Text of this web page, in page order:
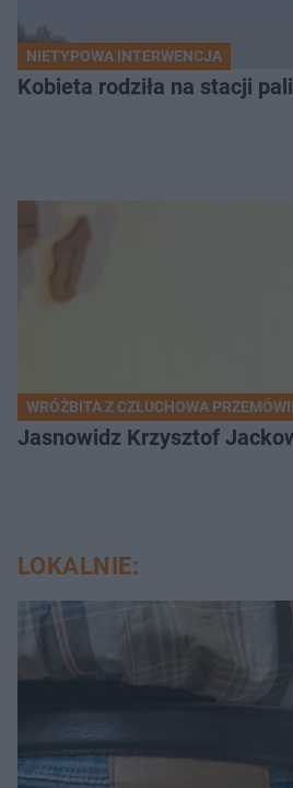
NIETYPOWA INTERWENCJA
Kobieta rodziła na stacji
WRÓŻBITA Z CZŁUCHOWA
Jasnowidz Krzysztof
LOKALNIE: